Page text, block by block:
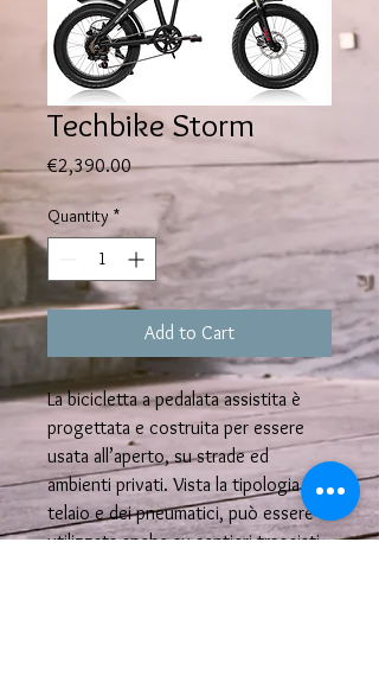
Techbike Storm
€2,390.00Price
Quantity *
Add to Cart
La bicicletta a pedalata assistita è
progettata e costruita per essere
usata all’aperto, su strade ed
ambienti privati. Vista la tipologia del
telaio e dei pneumatici, può essere
utilizzata anche su sentieri tracciati